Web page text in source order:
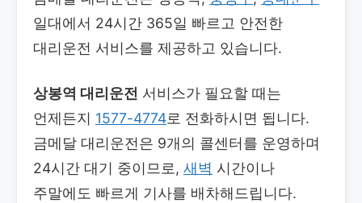
일대에서 24시간 365일 빠르고 안전한
대리운전 서비스를 제공하고 있습니다.
상봉역 대리운전 서비스가 필요할 때는
언제든지 1577-4774로 전화하시면 됩니다.
금메달 대리운전은 9개의 콜센터를 운영하며
24시간 대기 중이므로, 새벽 시간이나
주말에도 빠르게 기사를 배차해드립니다.